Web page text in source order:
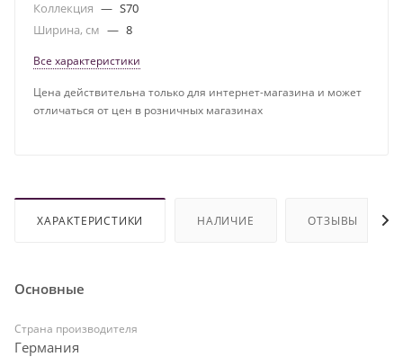
Коллекция — S70
Ширина, см — 8
Все характеристики
Цена действительна только для интернет-магазина и может
отличаться от цен в розничных магазинах
ХАРАКТЕРИСТИКИ НАЛИЧИЕ ОТЗЫВЫ
Основные
Страна производителя
Германия